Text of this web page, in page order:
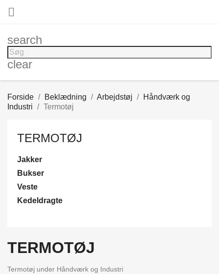

search
clear
Forside Beklædning Arbejdstøj
Håndværk og
Industri
Termotøj
TERMOTØJ
Jakker
Bukser
Veste
Kedeldragte
TERMOTØJ
Termotøj under Håndværk og Industri